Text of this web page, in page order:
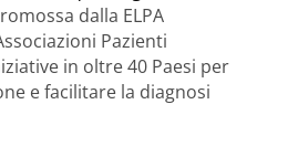
dalla ELPA
Pazienti
in oltre 40 Paesi per
e facilitare la diagnosi